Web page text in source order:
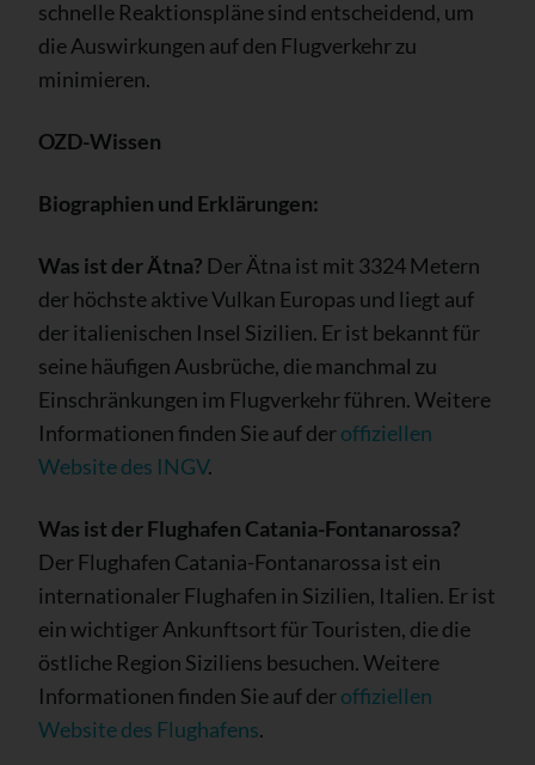
schnelle Reaktionspläne sind entscheidend, um
die Auswirkungen auf den Flugverkehr zu
minimieren.
OZD-Wissen
Biographien und Erklärungen:
Was ist der Ätna? Der Ätna ist mit 3324 Metern
der höchste aktive Vulkan Europas und liegt auf
der italienischen Insel Sizilien. Er ist bekannt für
seine häufigen Ausbrüche, die manchmal zu
Einschränkungen im Flugverkehr führen. Weitere
Informationen finden Sie auf deroffiziellen
Website des INGV.
Was ist der Flughafen Catania-Fontanarossa?
Der Flughafen Catania-Fontanarossa ist ein
internationaler Flughafen in Sizilien, Italien. Er ist
ein wichtiger Ankunftsort für Touristen, die die
östliche Region Siziliens besuchen. Weitere
Informationen finden Sie auf deroffiziellen
Website des Flughafens.